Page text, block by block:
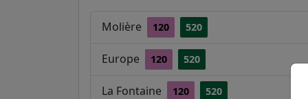
Molière 120 520
Europe 120 520
La Fontaine 120 520